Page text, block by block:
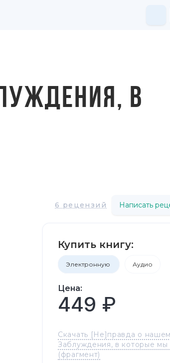
В
6 рецензий Написать
Купить книгу:
Электронную Аудио
Цена:
449 ₽
Скачать [Не]правда о
Заблуждения, в которые мы
(фрагмент)